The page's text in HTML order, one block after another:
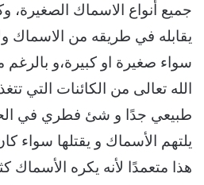
جميع أنواع الاسماك الصغيرة،
يقابله في طريقه من الاسماك
سواء صغيرة او كبيرة،و
الله تعالى من الكائنات التي
طبيعي جدًا و شئ فطري في
يلتهم الأسماك و يقتلها سواء
هذا متعمدًا لأنه يكره الأسماك